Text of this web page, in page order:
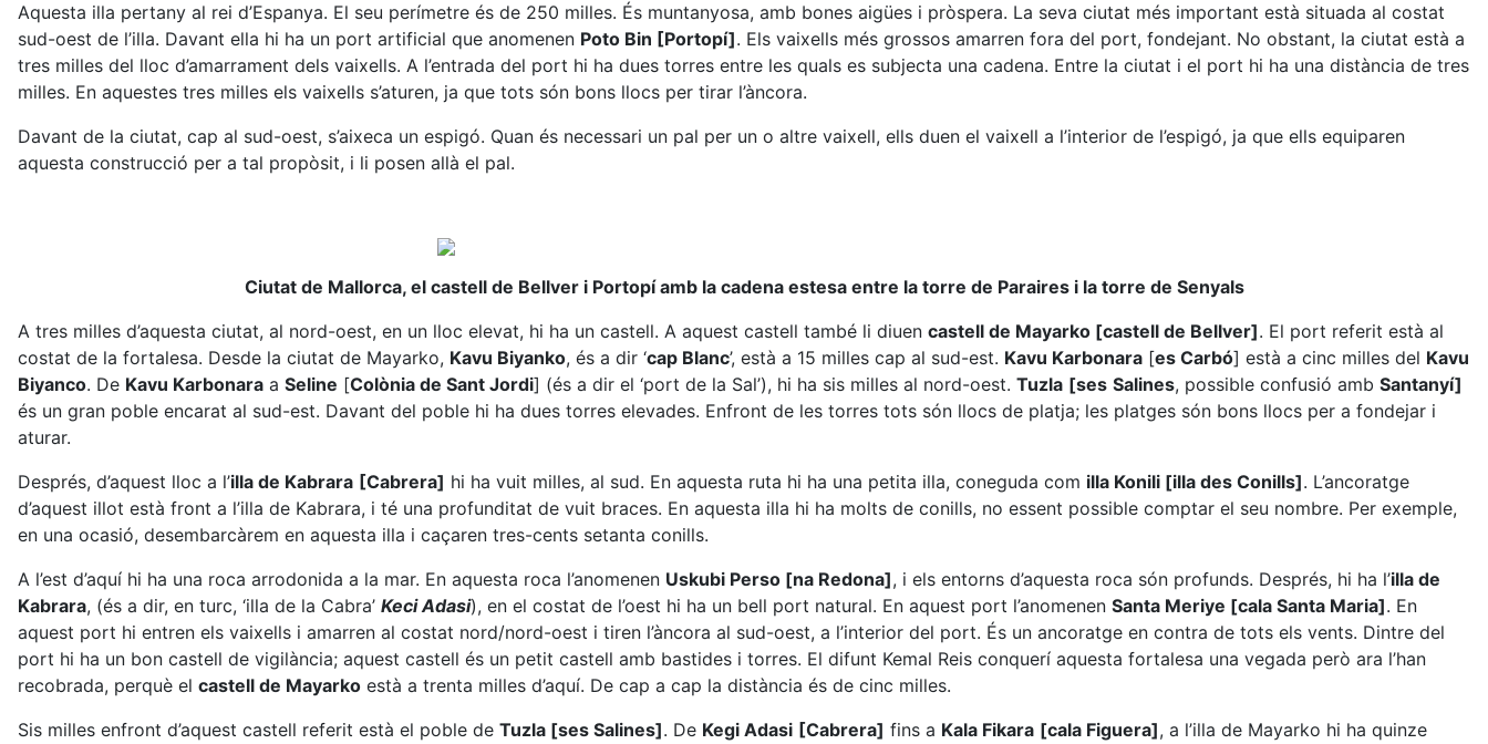
Aquesta illa pertany al rei d’Espanya. El seu perímetre és de 250 milles. És muntanyosa, amb bones aigües i pròspera. La seva ciutat més important està situada al costat
sud-oest de l’illa. Davant ella hi ha un port artificial que anomenen Poto Bin [Portopí]. Els vaixells més grossos amarren fora del port, fondejant. No obstant, la ciutat està a
tres milles del lloc d’amarrament dels vaixells. A l’entrada del port hi ha dues torres entre les quals es subjecta una cadena. Entre la ciutat i el port hi ha una distància de tres
milles. En aquestes tres milles els vaixells s’aturen, ja que tots són bons llocs per tirar l’àncora.
Davant de la ciutat, cap al sud-oest, s’aixeca un espigó. Quan és necessari un pal per un o altre vaixell, ells duen el vaixell a l’interior de l’espigó, ja que ells equiparen
aquesta construcció per a tal propòsit, i li posen allà el pal.
Ciutat de Mallorca, el castell de Bellver i Portopí amb la cadena estesa entre la torre de Paraires i la torre de Senyals
A tres milles d’aquesta ciutat, al nord-oest, en un lloc elevat, hi ha un castell. A aquest castell també li diuen castell de Mayarko [castell de Bellver]. El port referit està al
costat de la fortalesa. Desde la ciutat de Mayarko, Kavu Biyanko, és a dir ‘cap Blanc’, està a 15 milles cap al sud-est. Kavu Karbonara [es Carbó] està a cinc milles del Kavu
Biyanco. De Kavu Karbonara a Seline [Colònia de Sant Jordi] (és a dir el ‘port de la Sal’), hi ha sis milles al nord-oest. Tuzla [ses Salines, possible confusió amb Santanyí]
és un gran poble encarat al sud-est. Davant del poble hi ha dues torres elevades. Enfront de les torres tots són llocs de platja; les platges són bons llocs per a fondejar i
aturar.
Després, d’aquest lloc a l’illa de Kabrara [Cabrera] hi ha vuit milles, al sud. En aquesta ruta hi ha una petita illa, coneguda com illa Konili [illa des Conills]. L’ancoratge
d’aquest illot està front a l’illa de Kabrara, i té una profunditat de vuit braces. En aquesta illa hi ha molts de conills, no essent possible comptar el seu nombre. Per exemple,
en una ocasió, desembarcàrem en aquesta illa i caçaren tres-cents setanta conills.
A l’est d’aquí hi ha una roca arrodonida a la mar. En aquesta roca l’anomenen Uskubi Perso [na Redona], i els entorns d’aquesta roca són profunds. Després, hi ha l’illa de
Kabrara, (és a dir, en turc, ‘illa de la Cabra’ Keci Adasi), en el costat de l’oest hi ha un bell port natural. En aquest port l’anomenen Santa Meriye [cala Santa Maria]. En
aquest port hi entren els vaixells i amarren al costat nord/nord-oest i tiren l’àncora al sud-oest, a l’interior del port. És un ancoratge en contra de tots els vents. Dintre del
port hi ha un bon castell de vigilància; aquest castell és un petit castell amb bastides i torres. El difunt Kemal Reis conquerí aquesta fortalesa una vegada però ara l’han
recobrada, perquè el castell de Mayarko està a trenta milles d’aquí. De cap a cap la distància és de cinc milles.
Sis milles enfront d’aquest castell referit està el poble de Tuzla [ses Salines]. De Kegi Adasi [Cabrera] fins a Kala Fikara [cala Figuera], a l’illa de Mayarko hi ha quinze